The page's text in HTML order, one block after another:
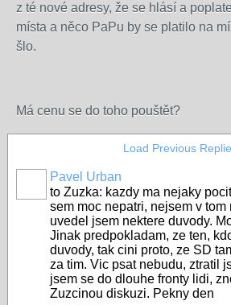
z té nové adresy, že se hlásí a
místa a něco PaPu by se platilo na
šlo.
Má cenu se do toho pouštět?
Load Previous
Pavel Urban
to Zuzka: kazdy ma nejaky
sem moc nepatri, nejsem v tom
uvedel jsem nektere duvody.
Jinak predpokladam, ze ten,
duvody, tak cini proto, ze SD
za tim. Vic psat nebudu, ztratil
jsem se do dlouhe fronty lidi,
Zuzcinou diskuzi. Pekny den